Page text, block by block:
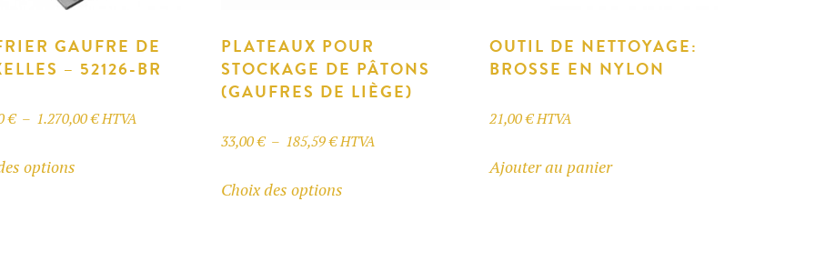
GAUFRE DE
– 52126-BR
€ – 1.270,00€Plage
HTVA
optionsproduit
PLATEAUX POUR
STOCKAGE DE PÂTONS
(GAUFRES DE LIÈGE)
33,00€ – 185,59€Plage
prix :
HTVA
Choix des options
OUTIL DE NETTOYAGE:
BROSSE EN NYLON
21,00€ HTVA
Ajouter au panier